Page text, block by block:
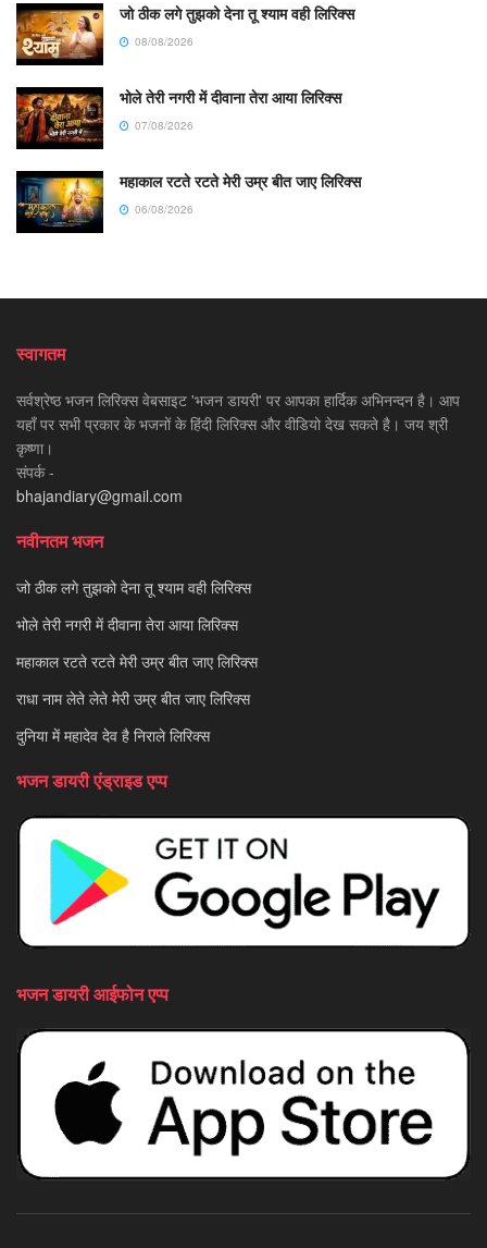
जो ठीक लगे तुझको देना तू श्याम वही लिरिक्स
08/08/2026
भोले तेरी नगरी में दीवाना तेरा आया लिरिक्स
07/08/2026
महाकाल रटते रटते मेरी उम्र बीत जाए लिरिक्स
06/08/2026
स्वागतम
सर्वश्रेष्ठ भजन लिरिक्स वेबसाइट 'भजन डायरी' पर आपका हार्दिक अभिनन्दन है। आप
यहाँ पर सभी प्रकार के भजनों के हिंदी लिरिक्स और वीडियो देख सकते है। जय श्री
कृष्णा।
संपर्क -
bhajandiary@gmail.com
नवीनतम भजन
जो ठीक लगे तुझको देना तू श्याम वही लिरिक्स
भोले तेरी नगरी में दीवाना तेरा आया लिरिक्स
महाकाल रटते रटते मेरी उम्र बीत जाए लिरिक्स
राधा नाम लेते लेते मेरी उम्र बीत जाए लिरिक्स
दुनिया में महादेव देव है निराले लिरिक्स
भजन डायरी एंड्राइड एप्प
भजन डायरी आईफोन एप्प